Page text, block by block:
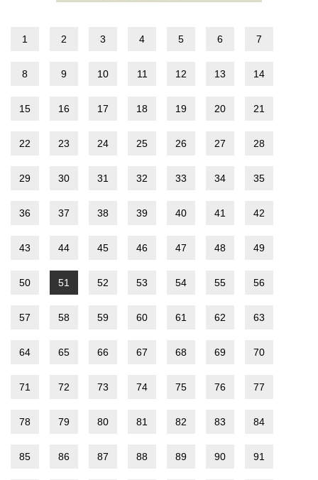
1 2 3 4 5 6 7
8 9 10 11 12 13 14
15 16 17 18 19 20 21
22 23 24 25 26 27 28
29 30 31 32 33 34 35
36 37 38 39 40 41 42
43 44 45 46 47 48 49
50 51 52 53 54 55 56
57 58 59 60 61 62 63
64 65 66 67 68 69 70
71 72 73 74 75 76 77
78 79 80 81 82 83 84
85 86 87 88 89 90 91